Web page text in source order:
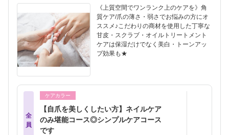
《上質空間でワンランク上のケアを》角
質ケア/爪の薄さ・弱さでお悩みの方にオ
ススメ♪こだわりの商材を使用した丁寧な
甘皮・スクラブ・オイルトリートメント
ケアは保湿だけでなく美白・トーンアッ
プ効果も★
全
員
ケアカラー
【自爪を美しくしたい方】ネイルケア
のみ堪能コース◎シンプルケアコース
です